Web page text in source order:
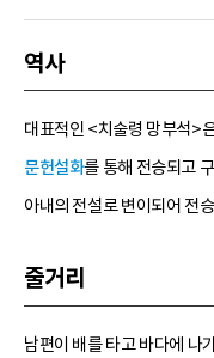
역사
대표적인 <치술령 망부석>
문헌설화를 통해 전승되고
아내의 전설로 변이되어 전
줄거리
남편이 배를 타고 바다에 나